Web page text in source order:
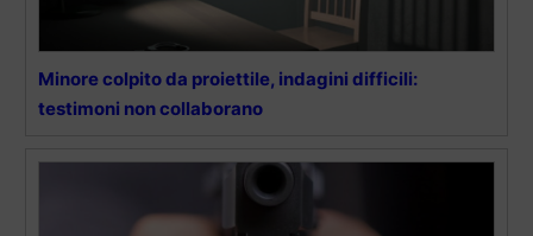
Minore colpito da proiettile, indagini difficili:
testimoni non collaborano